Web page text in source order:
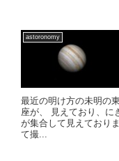
astoronomy
最近の明け方の未明の
座が、 見えており、に
が集合して見えており
て撮...